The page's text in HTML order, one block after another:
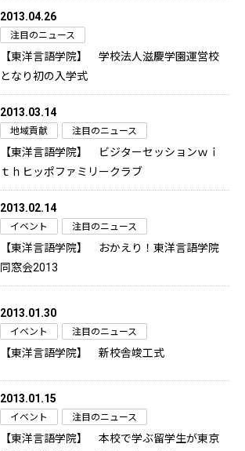
2013.04.26
注目のニュース
【東洋言語学院】 学校法人滋慶学園運営校
となり初の入学式
2013.03.14
地域貢献 注目のニュース
【東洋言語学院】 ビジターセッションｗｉ
ｔｈヒッポファミリークラブ
2013.02.14
イベント 注目のニュース
【東洋言語学院】 おかえり！東洋言語学院
同窓会2013
2013.01.30
イベント 注目のニュース
【東洋言語学院】 新校舎竣工式
2013.01.15
イベント 注目のニュース
【東洋言語学院】 本校で学ぶ留学生が東京